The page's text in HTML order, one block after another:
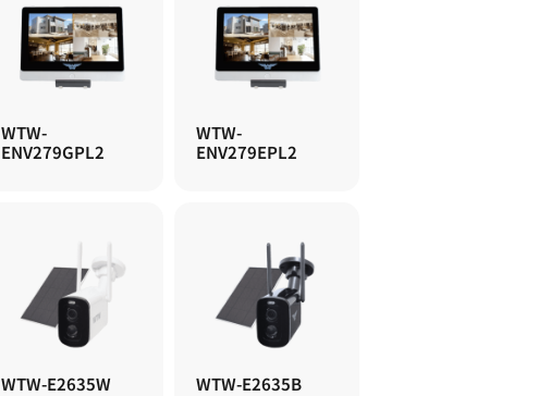
WTW-
ENV279GPL2
WTW-
ENV279EPL2
WTW-E2635W WTW-E2635B